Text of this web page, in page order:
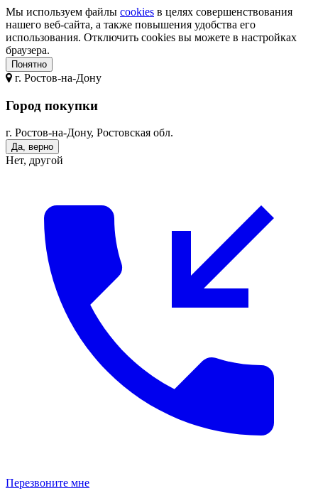
Мы используем файлы cookies в целях совершенствования
нашего веб-сайта, а также повышения удобства его
использования. Отключить cookies вы можете в настройках
браузера.
Понятно
г. Ростов-на-Дону
Город покупки
г. Ростов-на-Дону, Ростовская обл.
Да, верно
Нет, другой
Перезвоните мне